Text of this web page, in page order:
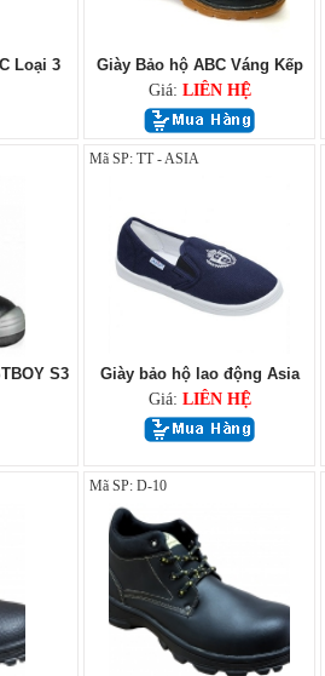
Loại 3
Giày Bảo hộ ABC Váng Kếp
Giá: LIÊN HỆ
S3
Mã SP: TT - ASIA
Giày bảo hộ lao động Asia
Giá: LIÊN HỆ
Mã SP: D-10